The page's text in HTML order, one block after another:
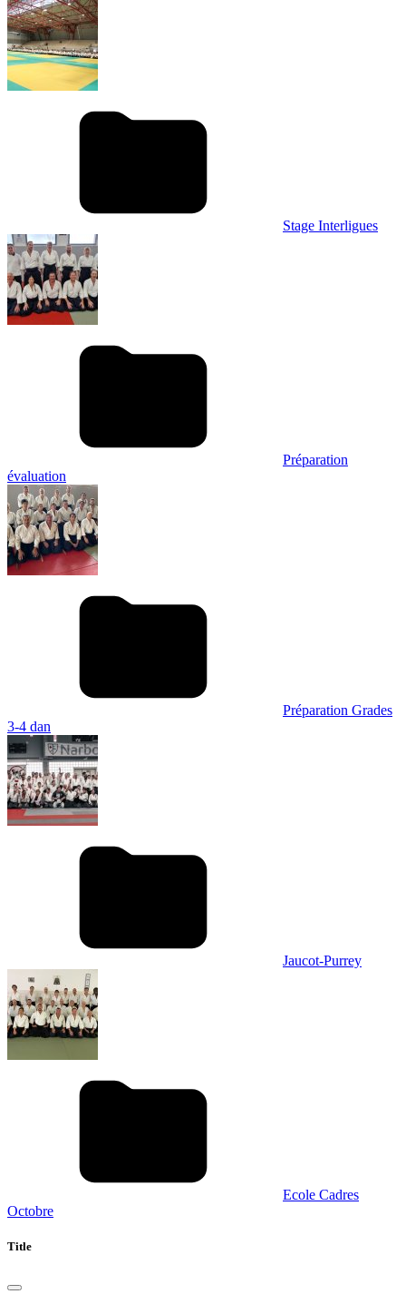
Stage Interligues
Préparation
évaluation
Préparation Grades
3-4 dan
Jaucot-Purrey
Ecole Cadres
Octobre
Title